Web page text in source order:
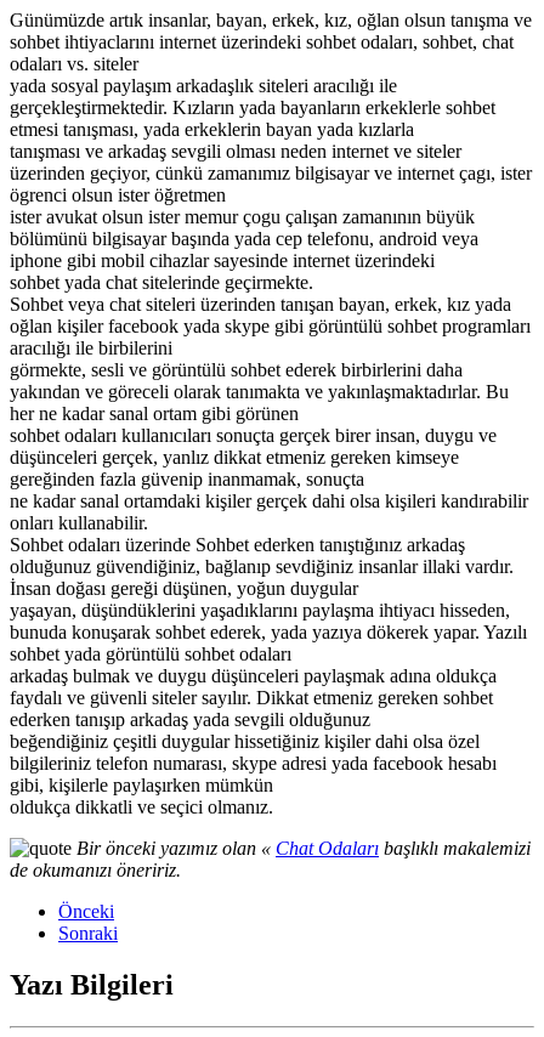
Günümüzde artık insanlar, bayan, erkek, kız, oğlan olsun tanışma ve
sohbet ihtiyaclarını internet üzerindeki sohbet odaları, sohbet, chat
odaları vs. siteler
yada sosyal paylaşım arkadaşlık siteleri aracılığı ile
gerçekleştirmektedir. Kızların yada bayanların erkeklerle sohbet
etmesi tanışması, yada erkeklerin bayan yada kızlarla
tanışması ve arkadaş sevgili olması neden internet ve siteler
üzerinden geçiyor, cünkü zamanımız bilgisayar ve internet çagı, ister
ögrenci olsun ister öğretmen
ister avukat olsun ister memur çogu çalışan zamanının büyük
bölümünü bilgisayar başında yada cep telefonu, android veya
iphone gibi mobil cihazlar sayesinde internet üzerindeki
sohbet yada chat sitelerinde geçirmekte.
Sohbet veya chat siteleri üzerinden tanışan bayan, erkek, kız yada
oğlan kişiler facebook yada skype gibi görüntülü sohbet programları
aracılığı ile birbilerini
görmekte, sesli ve görüntülü sohbet ederek birbirlerini daha
yakından ve göreceli olarak tanımakta ve yakınlaşmaktadırlar. Bu
her ne kadar sanal ortam gibi görünen
sohbet odaları kullanıcıları sonuçta gerçek birer insan, duygu ve
düşünceleri gerçek, yanlız dikkat etmeniz gereken kimseye
gereğinden fazla güvenip inanmamak, sonuçta
ne kadar sanal ortamdaki kişiler gerçek dahi olsa kişileri kandırabilir
onları kullanabilir.
Sohbet odaları üzerinde Sohbet ederken tanıştığınız arkadaş
olduğunuz güvendiğiniz, bağlanıp sevdiğiniz insanlar illaki vardır.
İnsan doğası gereği düşünen, yoğun duygular
yaşayan, düşündüklerini yaşadıklarını paylaşma ihtiyacı hisseden,
bunuda konuşarak sohbet ederek, yada yazıya dökerek yapar. Yazılı
sohbet yada görüntülü sohbet odaları
arkadaş bulmak ve duygu düşünceleri paylaşmak adına oldukça
faydalı ve güvenli siteler sayılır. Dikkat etmeniz gereken sohbet
ederken tanışıp arkadaş yada sevgili olduğunuz
beğendiğiniz çeşitli duygular hissetiğiniz kişiler dahi olsa özel
bilgileriniz telefon numarası, skype adresi yada facebook hesabı
gibi, kişilerle paylaşırken mümkün
oldukça dikkatli ve seçici olmanız.
Bir önceki yazımız olan « Chat Odaları başlıklı makalemizi
de okumanızı öneririz.
Önceki
Sonraki
Yazı Bilgileri